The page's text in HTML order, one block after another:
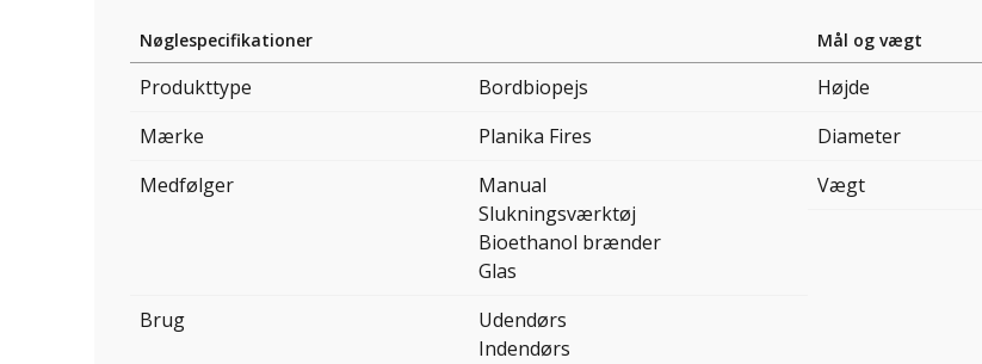
Nøglespecifikationer
Produkttype
Bordbiopejs
Mærke
Planika Fires
Medfølger
Manual
Slukningsværktøj
Bioethanol brænder
Glas
Brug
Udendørs
Indendørs
Mål og vægt
Højde
Diameter
Vægt